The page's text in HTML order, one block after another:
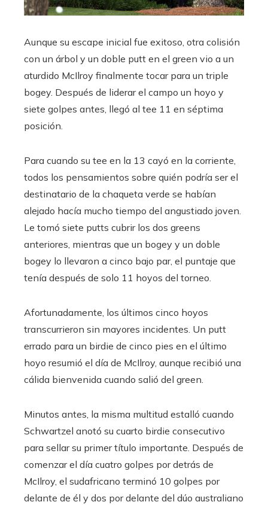
Aunque su escape inicial fue exitoso, otra colisión
con un árbol y un doble putt en el green vio a un
aturdido McIlroy finalmente tocar para un triple
bogey. Después de liderar el campo un hoyo y
siete golpes antes, llegó al tee 11 en séptima
posición.
Para cuando su tee en la 13 cayó en la corriente,
todos los pensamientos sobre quién podría ser el
destinatario de la chaqueta verde se habían
alejado hacía mucho tiempo del angustiado joven.
Le tomó siete putts cubrir los dos greens
anteriores, mientras que un bogey y un doble
bogey lo llevaron a cinco bajo par, el puntaje que
tenía después de solo 11 hoyos del torneo.
Afortunadamente, los últimos cinco hoyos
transcurrieron sin mayores incidentes. Un putt
errado para un birdie de cinco pies en el último
hoyo resumió el día de McIlroy, aunque recibió una
cálida bienvenida cuando salió del green.
Minutos antes, la misma multitud estalló cuando
Schwartzel anotó su cuarto birdie consecutivo
para sellar su primer título importante. Después de
comenzar el día cuatro golpes por detrás de
McIlroy, el sudafricano terminó 10 golpes por
delante de él y dos por delante del dúo australiano